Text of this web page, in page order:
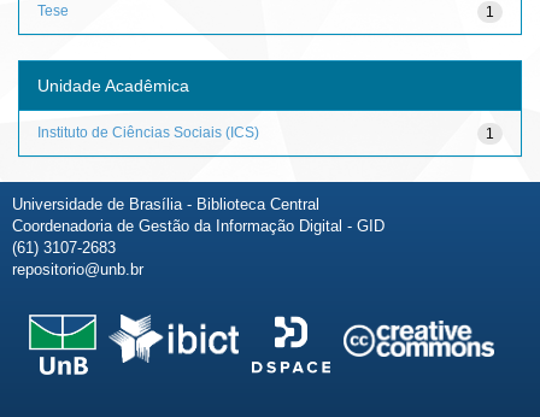
1
Tese
Unidade Acadêmica
1
Instituto de Ciências Sociais (ICS)
Universidade de Brasília - Biblioteca Central
Coordenadoria de Gestão da Informação Digital - GID
(61) 3107-2683
repositorio@unb.br